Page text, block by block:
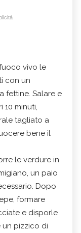
vivo le
con un
a fettine. Salare e
minuti,
tagliato a
bene il
le verdure in
un paio
Dopo
formare
e disporle
un pizzico di